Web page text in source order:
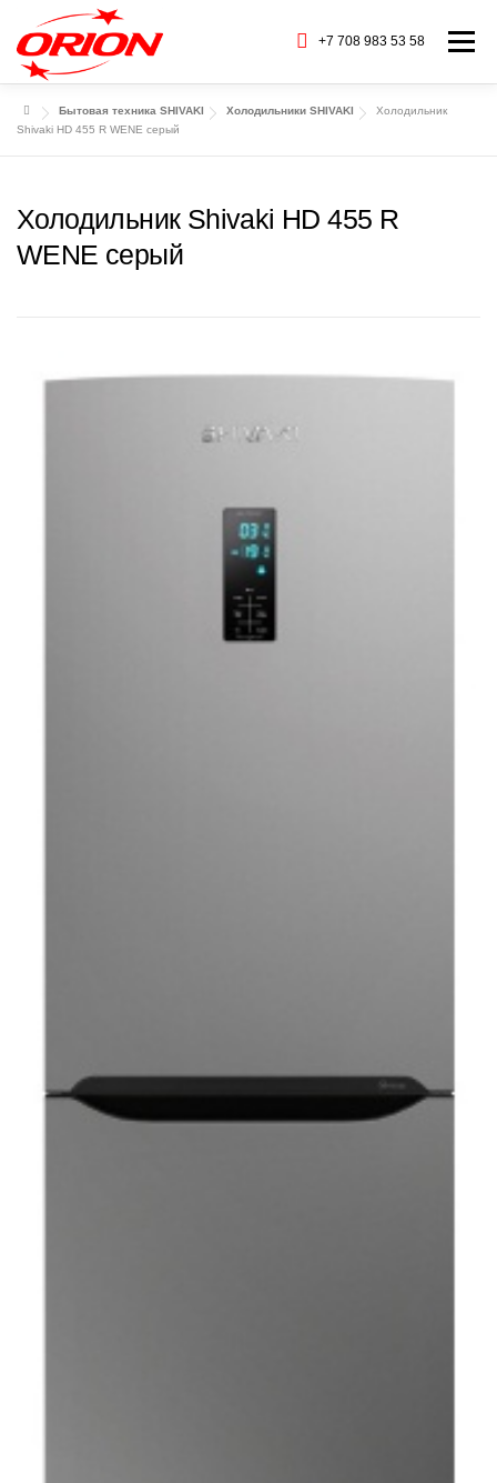
содержимому
+7 708 983 53 58 Меню
ГЛАВНАЯ КАТАЛОГ ТОВАРОВ
О НАС СЕРВИС БАРАХОЛКА
Бытовая техника SHIVAKI Холодильники SHIVAKI
Холодильник
Shivaki HD 455 R WENE серый
Холодильник Shivaki HD 455 R
WENE серый